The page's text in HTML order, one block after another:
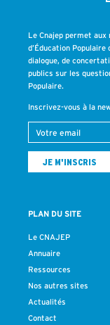
Le Cnajep permet aux
d’Éducation
dialogue, de
publics sur les
Populaire.
Inscrivez-vous à la
PLAN DU SITE
Le CNAJEP
Annuaire
Ressources
Nos autres sites
Actualités
Contact